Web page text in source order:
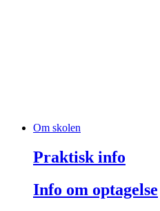
Om skolen
Praktisk info
Info om optagelse